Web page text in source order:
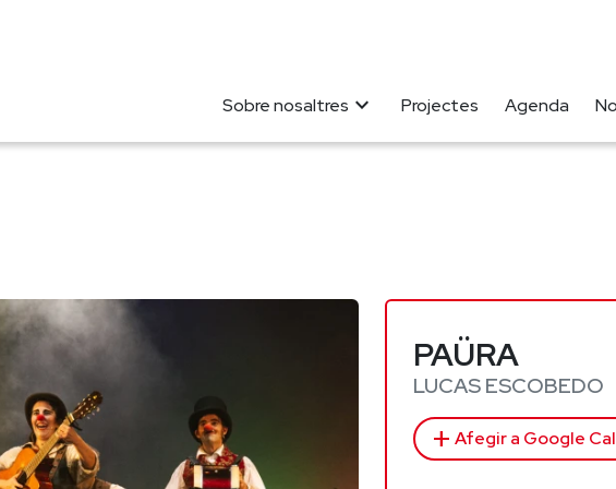
Sobre nosaltres expand_more Projectes Agenda
PAÜRA
LUCAS ESCOBEDO
add Afegir a Google